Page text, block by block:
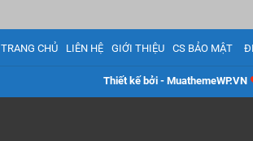
TRANG CHỦ LIÊN HỆ GIỚI THIỆU CS BẢO MẬT
Thiết kế bởi - MuathemeWP.VN